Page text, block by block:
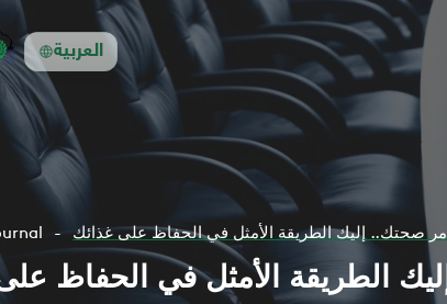
العربية
صحتك.. إليك الطريقة الأمثل في الحفاظ على غذائك
الطريقة الأمثل في الحفاظ